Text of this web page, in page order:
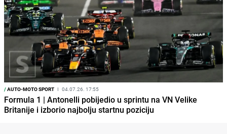
/AUTO-MOTO SPORT I 04.07.26. 17:55
Formula 1 | Antonelli pobijedio u sprintu na VN Velike
Britanije i izborio najbolju startnu poziciju